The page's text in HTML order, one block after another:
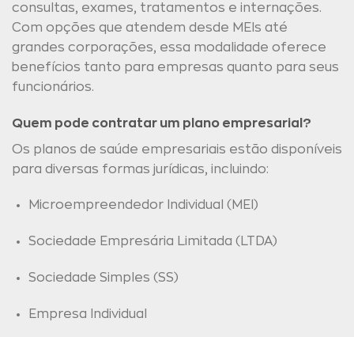
consultas, exames, tratamentos e internações.
Com opções que atendem desde MEIs até
grandes corporações, essa modalidade oferece
benefícios tanto para empresas quanto para seus
funcionários.
Quem pode contratar um plano empresarial?
Os planos de saúde empresariais estão disponíveis
para diversas formas jurídicas, incluindo:
Microempreendedor Individual (MEI)
Sociedade Empresária Limitada (LTDA)
Sociedade Simples (SS)
Empresa Individual